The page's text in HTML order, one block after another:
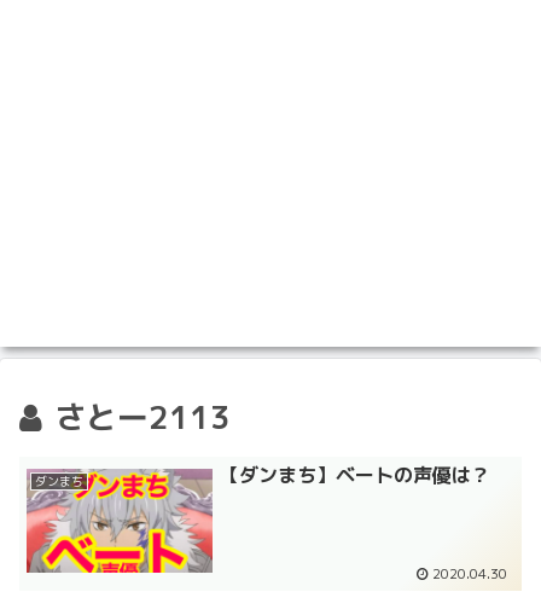
さとー2113
ダンまち 【ダンまち】ベートの声優は？
2020.04.30